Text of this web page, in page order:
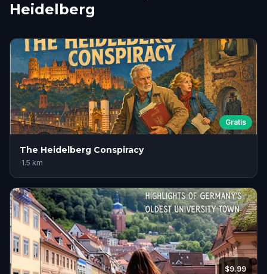
Heidelberg
Gratis
The Heidelberg Conspiracy
·1.5 km
$9.99